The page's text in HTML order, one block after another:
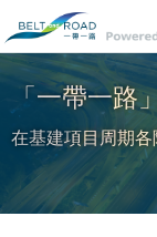
「一帶一路
在基建項目周期